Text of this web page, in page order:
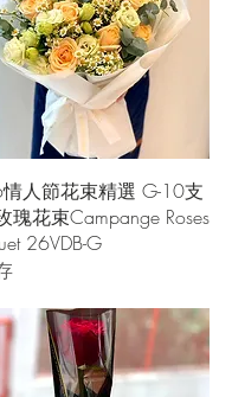
快速瀏覽
人節花束精選 G-10支
瑰花束Campange Roses
26VDB-G